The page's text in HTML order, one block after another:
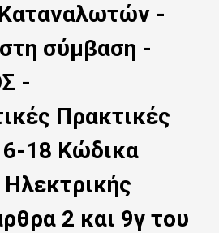
-
σύμβαση -
-
Πρακτικές
18 Κώδικα
2 και 9γ του